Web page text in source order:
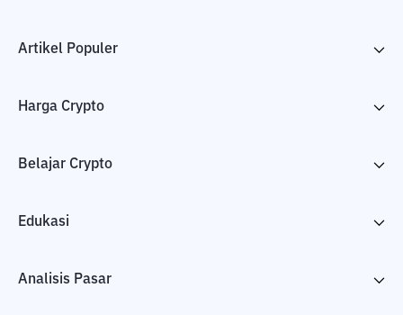
Artikel Populer
Harga Crypto
Belajar Crypto
Edukasi
Analisis Pasar